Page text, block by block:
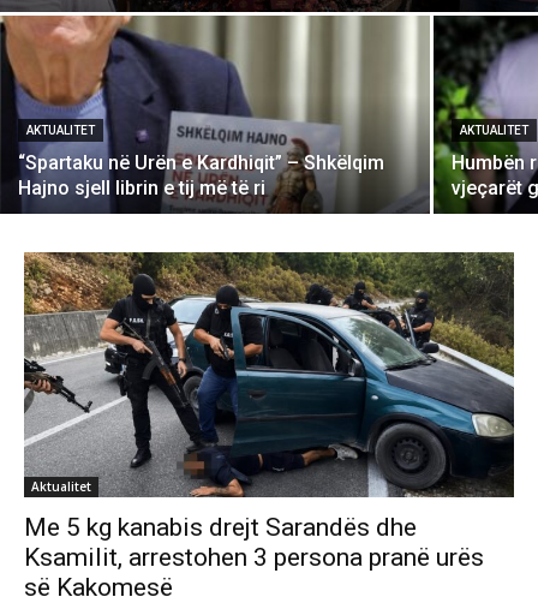
AKTUALITET
“Spartaku në Urën e Kardhiqit” – Shkëlqim
Hajno sjell librin e tij më të ri
AKTUALITET
Humbën
vjeçarët
Aktualitet
Me 5 kg kanabis drejt Sarandës dhe
Ksamilit, arrestohen 3 persona pranë urës
së Kakomesë